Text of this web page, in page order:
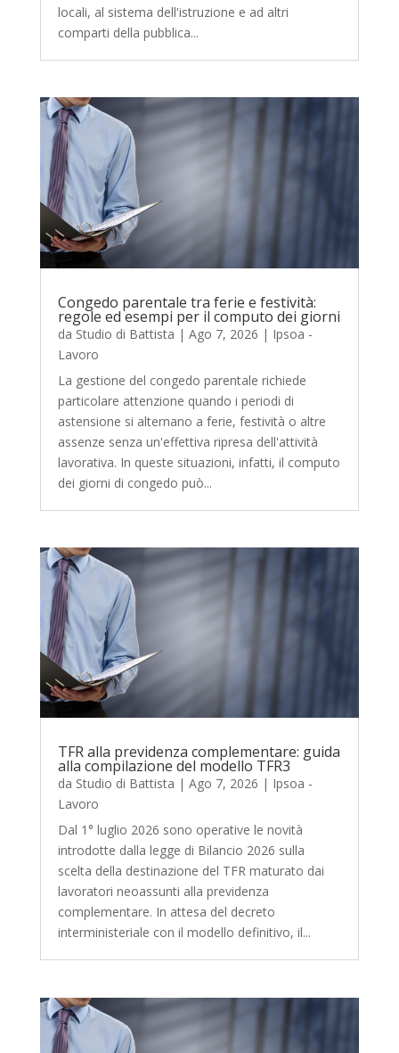
locali, al sistema dell'istruzione e ad altri
comparti della pubblica...
Congedo parentale tra ferie e festività:
regole ed esempi per il computo dei giorni
da Studio di Battista | Ago 7, 2026 | Ipsoa -
Lavoro
La gestione del congedo parentale richiede
particolare attenzione quando i periodi di
astensione si alternano a ferie, festività o altre
assenze senza un'effettiva ripresa dell'attività
lavorativa. In queste situazioni, infatti, il computo
dei giorni di congedo può...
TFR alla previdenza complementare: guida
alla compilazione del modello TFR3
da Studio di Battista | Ago 7, 2026 | Ipsoa -
Lavoro
Dal 1° luglio 2026 sono operative le novità
introdotte dalla legge di Bilancio 2026 sulla
scelta della destinazione del TFR maturato dai
lavoratori neoassunti alla previdenza
complementare. In attesa del decreto
interministeriale con il modello definitivo, il...